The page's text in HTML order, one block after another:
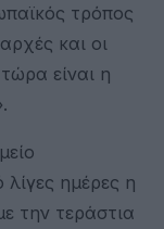
τρόπος
και οι
είναι η
ημέρες η
την τεράστια